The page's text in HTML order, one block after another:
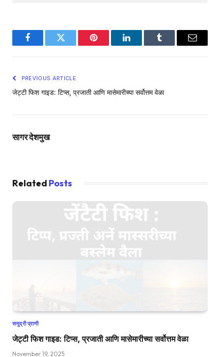
FacebookTwitter Pinterest LinkedInTumblr Email
PREVIOUS ARTICLE
जेट्टी फिश गाइड: टिप्स, प्रजाती आणि मासेमारीच्या सर्वोत्तम वेळा
सागर देशमुख
Related Posts
समुद्री प्राणी
जेट्टी फिश गाइड: टिप्स, प्रजाती आणि मासेमारीच्या सर्वोत्तम वेळा
November 19, 2025